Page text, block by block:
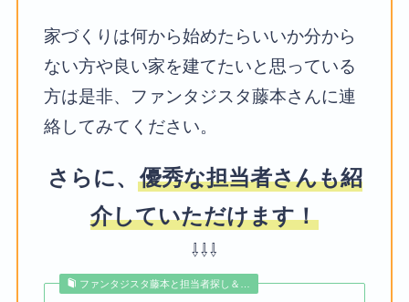
家づくりは何から始めたらいいか分から
ない方や良い家を建てたいと思っている
方は是非、ファンタジスタ藤本さんに連
絡してみてください。
さらに、 優秀な担当者さんも紹
介していただけます！
⇩⇩⇩
ファンタジスタ藤本と担当者探し＆…